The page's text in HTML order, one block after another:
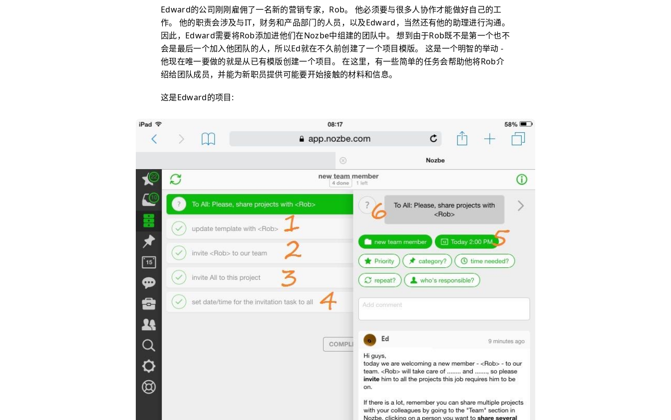
Edward的公司刚刚雇佣了一名新的营销专家，Rob。 他必须要与很多人协作才能做好自己的工
作。 他的职责会涉及与IT，财务和产品部门的人员，以及Edward，当然还有他的助理进行沟通。
因此，Edward需要将Rob添加进他们在Nozbe中组建的团队中。 想到由于Rob既不是第一个也不
会是最后一个加入他团队的人，所以Ed就在不久前创建了一个项目模版。 这是一个明智的举动 -
他现在唯一要做的就是从已有模版创建一个项目。 在这里，有一些简单的任务会帮助他将Rob介
绍给团队成员，并能为新职员提供可能要开始接触的材料和信息。
这是Edward的项目: